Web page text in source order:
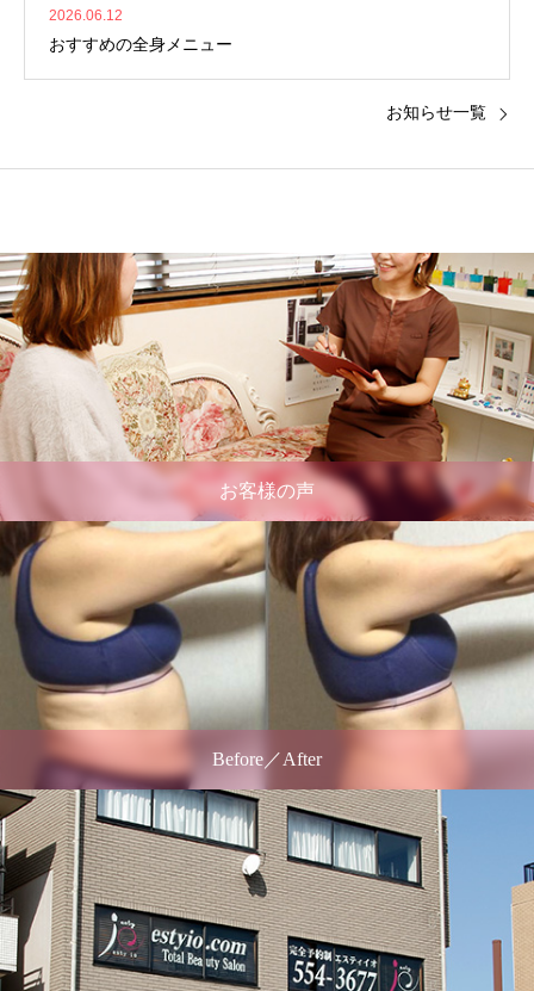
2026.06.12
おすすめの全身メニュー
お知らせ一覧
お客様の声
Before／After